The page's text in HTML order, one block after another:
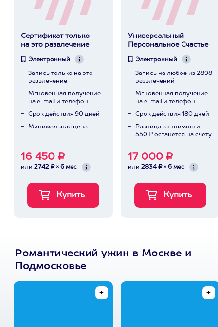
Сертификат только
на это развлечение
Электронный
Запись только на это
развлечение
Мгновенная получение
на e-mail и телефон
Срок действия 90 дней
Минимальная цена
16 450 ₽
или 2742 ₽ × 6 мес
Универсальный
Персональное Счастье
Электронный
Запись на любое из 2898
развлечений
Мгновенная получение
на e-mail и телефон
Срок действия 180 дней
Разница в стоимости
550 ₽ останется на счету
17 000 ₽
или 2834 ₽ × 6 мес
Романтический ужин в Москве и
Подмосковье